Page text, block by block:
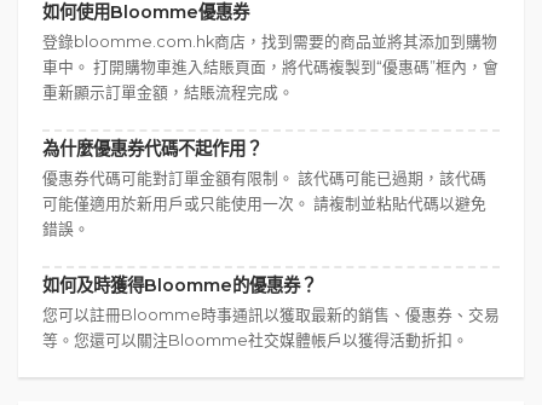
如何使用Bloomme優惠券
登錄bloomme.com.hk商店，找到需要的商品並將其添加到購物
車中。 打開購物車進入結賬頁面，將代碼複製到“優惠碼”框內，會
重新顯示訂單金額，結賬流程完成。
為什麼優惠券代碼不起作用？
優惠券代碼可能對訂單金額有限制。 該代碼可能已過期，該代碼
可能僅適用於新用戶或只能使用一次。 請複制並粘貼代碼以避免
錯誤。
如何及時獲得Bloomme的優惠券？
您可以註冊Bloomme時事通訊以獲取最新的銷售、優惠券、交易
等。您還可以關注Bloomme社交媒體帳戶以獲得活動折扣。